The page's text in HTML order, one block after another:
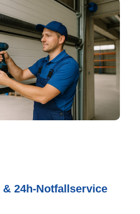
24h-Notfallservice